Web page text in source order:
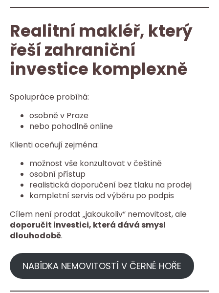
Realitní makléř, který
řeší zahraniční
investice komplexně
Spolupráce probíhá:
osobně v Praze
nebo pohodlně online
Klienti oceňují zejména:
možnost vše konzultovat v češtině
osobní přístup
realistická doporučení bez tlaku na prodej
kompletní servis od výběru po podpis
Cílem není prodat „jakoukoliv“ nemovitost, ale
doporučit investici, která dává smysl
dlouhodobě.
NABÍDKA NEMOVITOSTÍ V ČERNÉ HOŘE